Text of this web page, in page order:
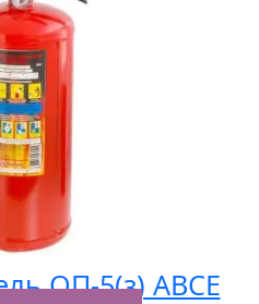
ОП-5(з) АВСЕ